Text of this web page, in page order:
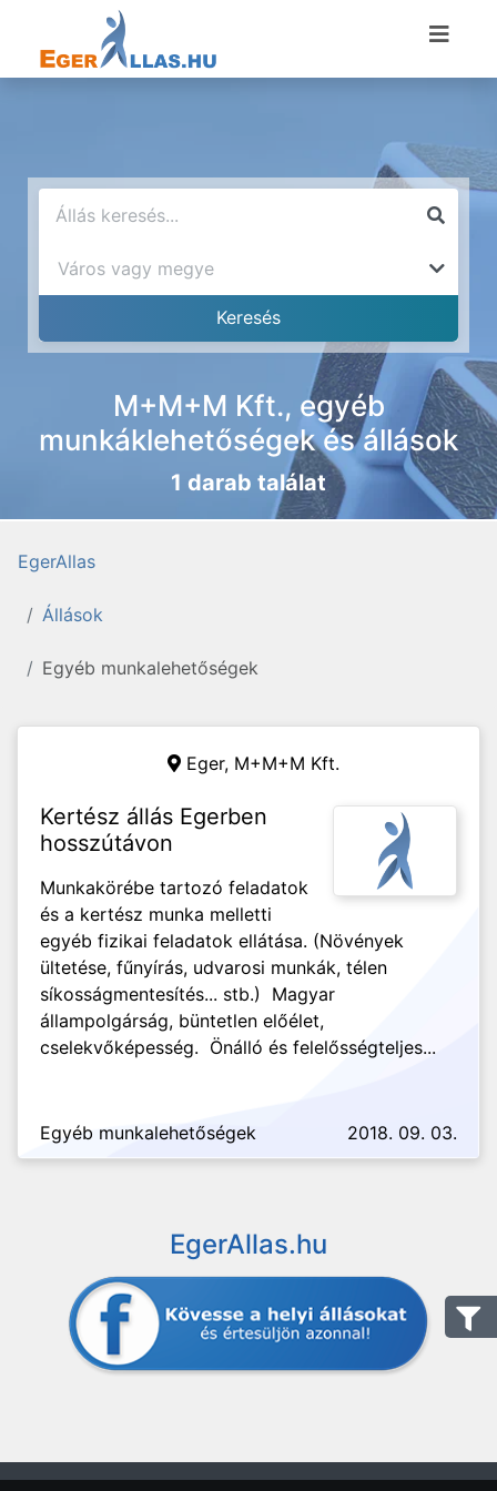
M+M+M Kft., egyéb
munkáklehetőségek és állások
1 darab találat
EgerAllas
Állások
Egyéb munkalehetőségek
Eger, M+M+M Kft.
Kertész állás Egerben
hosszútávon
Munkakörébe tartozó feladatok
és a kertész munka melletti
egyéb fizikai feladatok ellátása. (Növények
ültetése, fűnyírás, udvarosi munkák, télen
síkosságmentesítés... stb.) Magyar
állampolgárság, büntetlen előélet,
cselekvőképesség. Önálló és felelősségteljes...
Egyéb munkalehetőségek 2018. 09. 03.
EgerAllas.hu